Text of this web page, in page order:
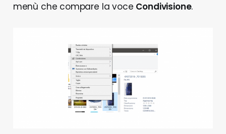
menù che compare la voce Condivisione.